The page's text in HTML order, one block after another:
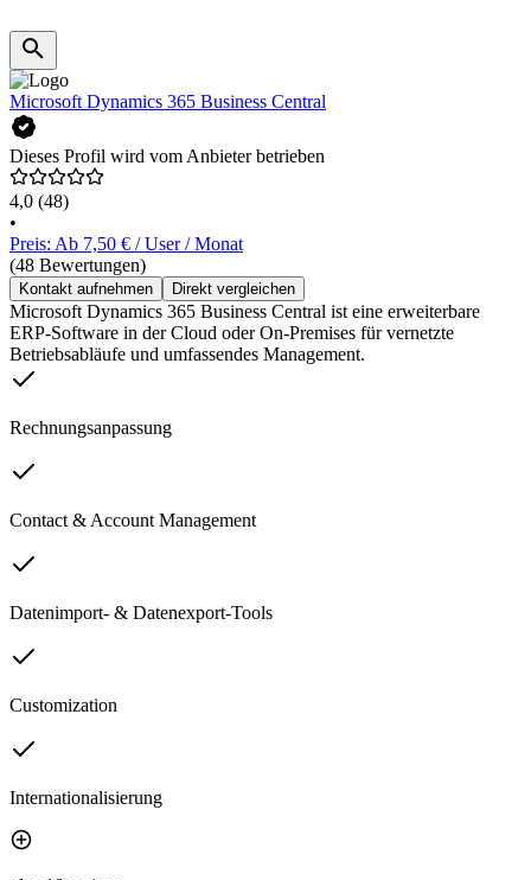
Microsoft Dynamics 365 Business Central
Dieses Profil wird vom Anbieter betrieben
4,0 (48)
•
Preis: Ab 7,50 € / User / Monat
(48 Bewertungen)
Kontakt aufnehmen Direkt vergleichen
Microsoft Dynamics 365 Business Central ist eine erweiterbare
ERP-Software in der Cloud oder On-Premises für vernetzte
Betriebsabläufe und umfassendes Management.
Rechnungsanpassung
Contact & Account Management
Datenimport- & Datenexport-Tools
Customization
Internationalisierung